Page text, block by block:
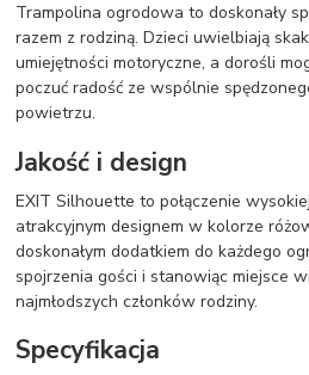
Trampolina ogrodowa to doskonały
razem z rodziną. Dzieci uwielbiają
umiejętności motoryczne, a dorośli
poczuć radość ze wspólnie
powietrzu.
Jakość i design
EXIT Silhouette to połączenie
atrakcyjnym designem w kolorze
doskonałym dodatkiem do każdego
spojrzenia gości i stanowiąc miejsce
najmłodszych członków rodziny.
Specyfikacja